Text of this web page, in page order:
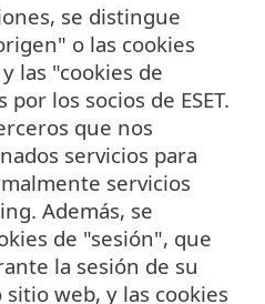
se distingue
o las cookies
las "cookies de
los socios de ESET.
que nos
servicios para
servicios
Además, se
de "sesión", que
la sesión de su
web, y las cookies